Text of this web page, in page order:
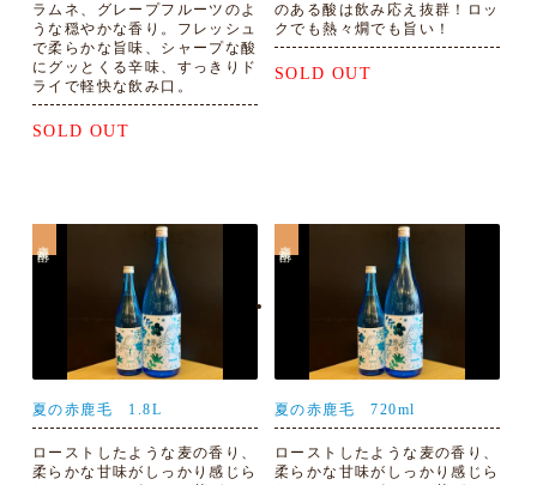
ラムネ、グレープフルーツのよ
うな穏やかな香り。フレッシュ
で柔らかな旨味、シャープな酸
にグッとくる辛味、すっきりド
ライで軽快な飲み口。
SOLD OUT
のある酸は飲み応え抜群！ロッ
クでも熱々燗でも旨い！
SOLD OUT
夏の赤鹿毛 1.8L
ローストしたような麦の香り、
柔らかな甘味がしっかり感じら
夏の赤鹿毛 720ml
ローストしたような麦の香り、
柔らかな甘味がしっかり感じら